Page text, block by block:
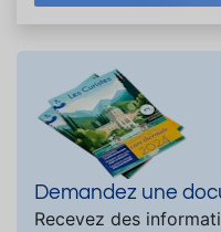
Demandez une
Recevez des